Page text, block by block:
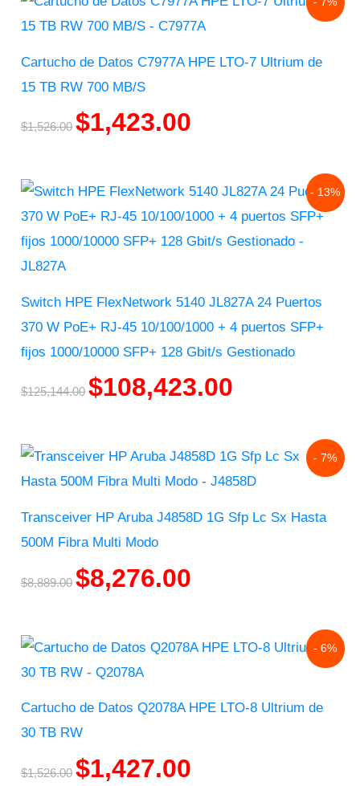
Cartucho de Datos C7977A HPE LTO-7 Ultrium de
15 TB RW 700 MB/S
$1,526.00
was:
$1,423.00
is:
- 13%
Switch HPE FlexNetwork 5140 JL827A 24 Puertos
370 W PoE+ RJ-45 10/100/1000 + 4 puertos SFP+
fijos 1000/10000 SFP+ 128 Gbit/s Gestionado
$125,144.00
Original
was:
$108,423.00
Current
is:
- 7%
Transceiver HP Aruba J4858D 1G Sfp Lc Sx Hasta
500M Fibra Multi Modo
$8,889.00
Original
was:
$8,276.00
Current
is:
- 6%
Cartucho de Datos Q2078A HPE LTO-8 Ultrium de
30 TB RW
$1,526.00
Original
was:
$1,427.00
Current